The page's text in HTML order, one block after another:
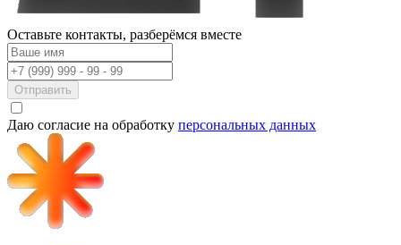
Оставьте контакты, разберёмся вместе
Отправить
Даю согласие на обработку персональных данных